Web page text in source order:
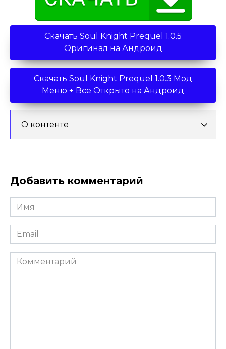
Скачать Soul Knight Prequel 1.0.5
Оригинал на Андроид
Скачать Soul Knight Prequel 1.0.3 Мод
Меню + Все Открыто на Андроид
О контенте
Добавить комментарий
Имя
*
Email
*
Комментарий